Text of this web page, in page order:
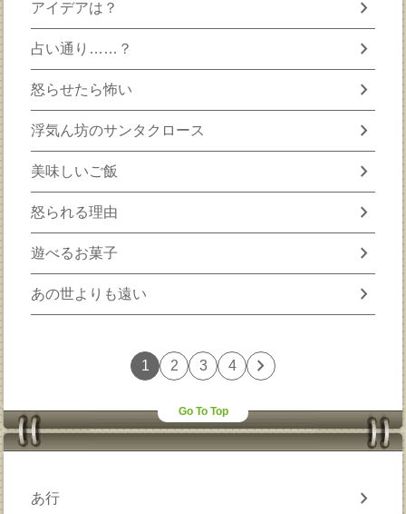
アイデアは？ chevron_right
占い通り……？ chevron_right
怒らせたら怖い chevron_right
浮気ん坊のサンタクロース chevron_right
美味しいご飯 chevron_right
怒られる理由 chevron_right
遊べるお菓子 chevron_right
あの世よりも遠い chevron_right
1 2 3 4 chevron_right
Go To Top
あ行 chevron_right